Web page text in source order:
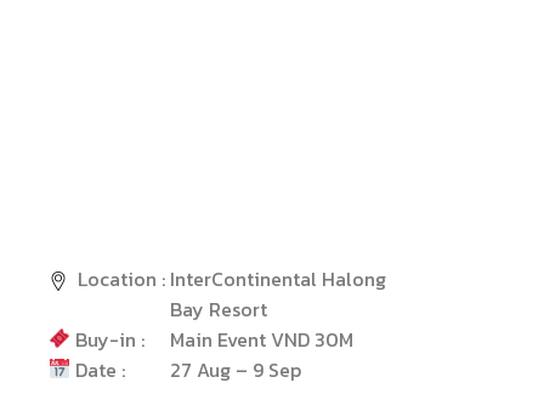
Location : InterContinental Halong
Bay Resort
Buy-in :
Main Event VND 30M
Date :
27 Aug – 9 Sep